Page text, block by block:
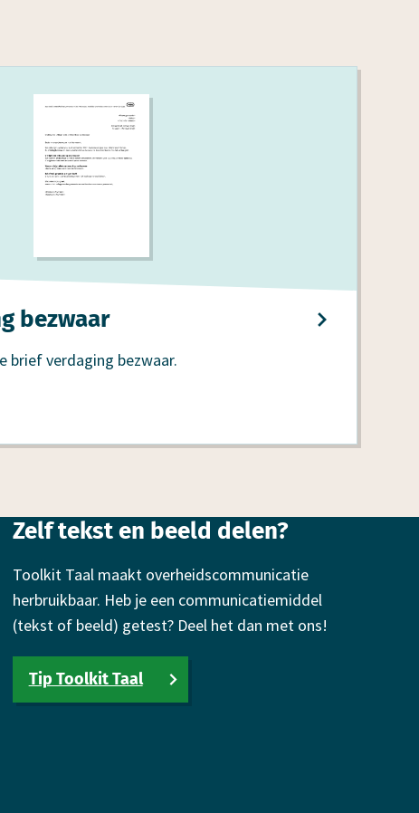
bezwaar
brief verdaging bezwaar.
Zelf tekst en beeld delen?
Toolkit Taal maakt overheidscommunicatie
herbruikbaar. Heb je een communicatiemiddel
(tekst of beeld) getest? Deel het dan met ons!
Tip Toolkit Taal